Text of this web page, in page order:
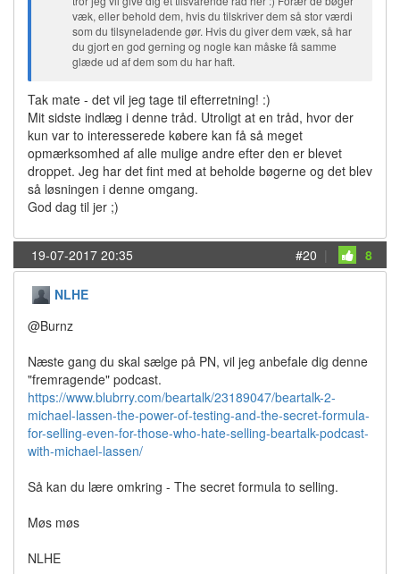
væk, eller behold dem, hvis du tilskriver dem så stor værdi
som du tilsyneladende gør. Hvis du giver dem væk, så har
du gjort en god gerning og nogle kan måske få samme
glæde ud af dem som du har haft.
Tak mate - det vil jeg tage til efterretning! :)
Mit sidste indlæg i denne tråd. Utroligt at en tråd, hvor der
kun var to interesserede købere kan få så meget
opmærksomhed af alle mulige andre efter den er blevet
droppet. Jeg har det fint med at beholde bøgerne og det blev
så løsningen i denne omgang.
God dag til jer ;)
19-07-2017 20:35 #20 | 8
NLHE
@Burnz
Næste gang du skal sælge på PN, vil jeg anbefale dig denne
"fremragende" podcast.
https://www.blubrry.com/beartalk/23189047/beartalk-2-
michael-lassen-the-power-of-testing-and-the-secret-formula-
for-selling-even-for-those-who-hate-selling-beartalk-podcast-
with-michael-lassen/
Så kan du lære omkring - The secret formula to selling.
Møs møs
NLHE